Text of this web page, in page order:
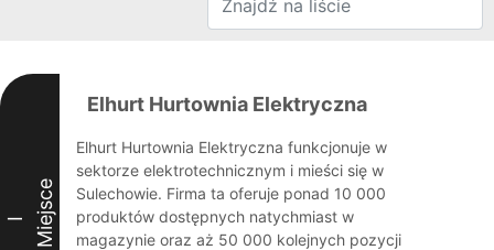
I Miejsce
Elhurt Hurtownia Elektryczna
Elhurt Hurtownia Elektryczna funkcjonuje w
sektorze elektrotechnicznym i mieści się w
Sulechowie. Firma ta oferuje ponad 10 000
produktów dostępnych natychmiast w
magazynie oraz aż 50 000 kolejnych pozycji